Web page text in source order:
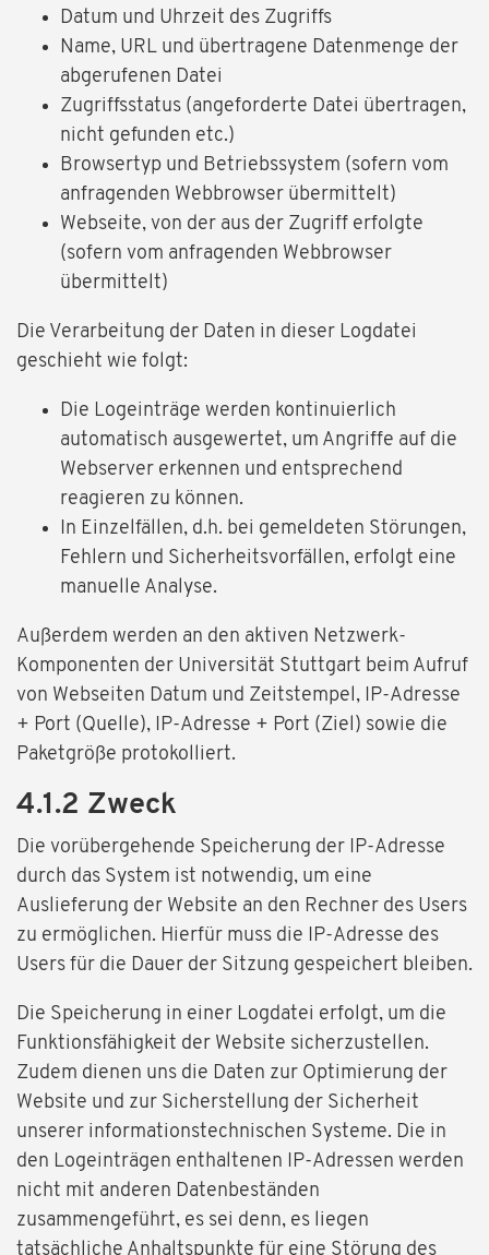
Datum und Uhrzeit des Zugriffs
Name, URL und übertragene Datenmenge der
abgerufenen Datei
Zugriffsstatus (angeforderte Datei übertragen,
nicht gefunden etc.)
Browsertyp und Betriebssystem (sofern vom
anfragenden Webbrowser übermittelt)
Webseite, von der aus der Zugriff erfolgte
(sofern vom anfragenden Webbrowser
übermittelt)
Die Verarbeitung der Daten in dieser Logdatei
geschieht wie folgt:
Die Logeinträge werden kontinuierlich
automatisch ausgewertet, um Angriffe auf die
Webserver erkennen und entsprechend
reagieren zu können.
In Einzelfällen, d.h. bei gemeldeten Störungen,
Fehlern und Sicherheitsvorfällen, erfolgt eine
manuelle Analyse.
Außerdem werden an den aktiven Netzwerk-
Komponenten der Universität Stuttgart beim Aufruf
von Webseiten Datum und Zeitstempel, IP-Adresse
+ Port (Quelle), IP-Adresse + Port (Ziel) sowie die
Paketgröße protokolliert.
4.1.2 Zweck
Die vorübergehende Speicherung der IP-Adresse
durch das System ist notwendig, um eine
Auslieferung der Website an den Rechner des Users
zu ermöglichen. Hierfür muss die IP-Adresse des
Users für die Dauer der Sitzung gespeichert bleiben.
Die Speicherung in einer Logdatei erfolgt, um die
Funktionsfähigkeit der Website sicherzustellen.
Zudem dienen uns die Daten zur Optimierung der
Website und zur Sicherstellung der Sicherheit
unserer informationstechnischen Systeme. Die in
den Logeinträgen enthaltenen IP-Adressen werden
nicht mit anderen Datenbeständen
zusammengeführt, es sei denn, es liegen
tatsächliche Anhaltspunkte für eine Störung des